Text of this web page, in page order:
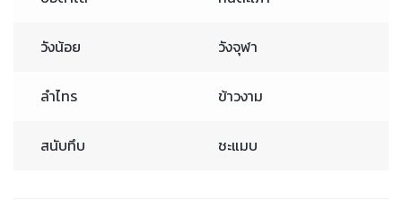
วังน้อย วังจุฬา
ลำไทร ข้าวงาม
สนับทึบ ชะแมบ